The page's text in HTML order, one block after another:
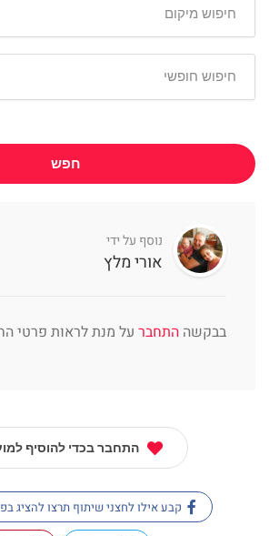
חפש
נוסף על ידי
אורי מלץ
בבקשה התחבר על מנת לראות פרטי
התחבר בכדי להוסיף
קבע אילו לחצני שיתוף תרצו להציג